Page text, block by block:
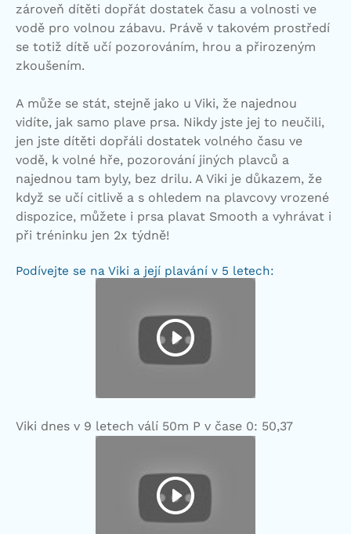
zároveň dítěti dopřát dostatek času a volnosti ve
vodě pro volnou zábavu. Právě v takovém prostředí
se totiž dítě učí pozorováním, hrou a přirozeným
zkoušením.
A může se stát, stejně jako u Viki, že najednou
vidíte, jak samo plave prsa. Nikdy jste jej to neučili,
jen jste dítěti dopřáli dostatek volného času ve
vodě, k volné hře, pozorování jiných plavců a
najednou tam byly, bez drilu. A Viki je důkazem, že
když se učí citlivě a s ohledem na plavcovy vrozené
dispozice, můžete i prsa plavat Smooth a vyhrávat i
při tréninku jen 2x týdně!
Podívejte se na Viki a její plavání v 5 letech:
Viki dnes v 9 letech válí 50m P v čase 0: 50,37